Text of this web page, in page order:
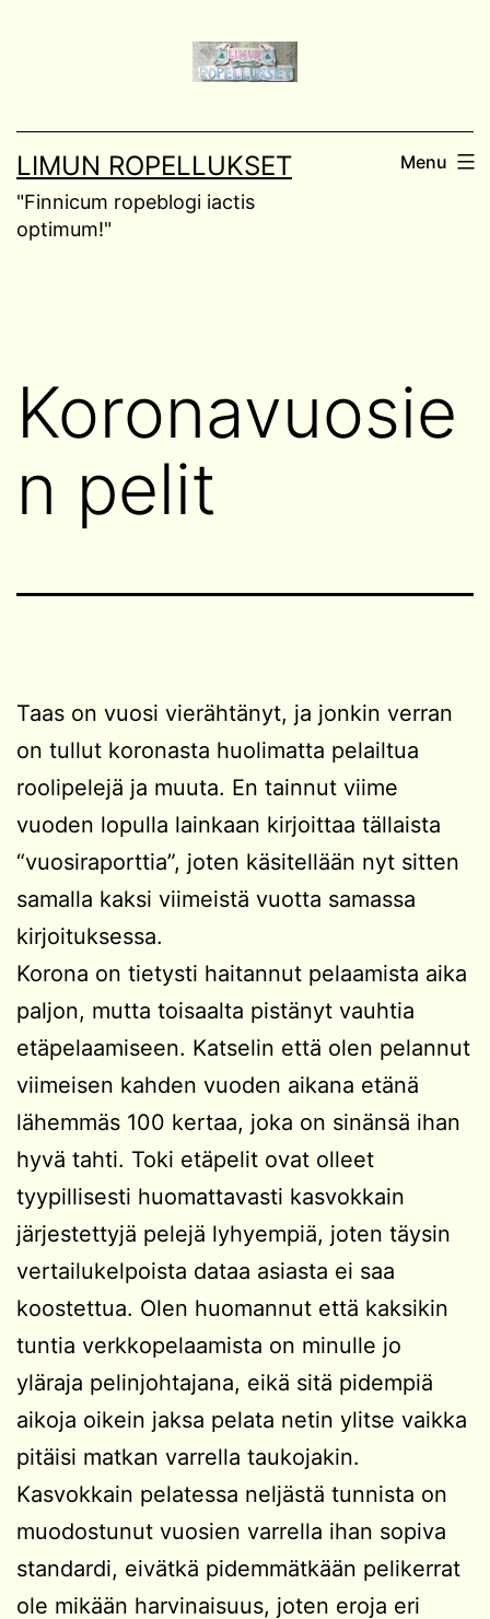
LIMUN ROPELLUKSET
"Finnicum ropeblogi iactis
optimum!"
Menu
Koronavuosie
n pelit
Taas on vuosi vierähtänyt, ja jonkin verran
on tullut koronasta huolimatta pelailtua
roolipelejä ja muuta. En tainnut viime
vuoden lopulla lainkaan kirjoittaa tällaista
“vuosiraporttia”, joten käsitellään nyt sitten
samalla kaksi viimeistä vuotta samassa
kirjoituksessa.
Korona on tietysti haitannut pelaamista aika
paljon, mutta toisaalta pistänyt vauhtia
etäpelaamiseen. Katselin että olen pelannut
viimeisen kahden vuoden aikana etänä
lähemmäs 100 kertaa, joka on sinänsä ihan
hyvä tahti. Toki etäpelit ovat olleet
tyypillisesti huomattavasti kasvokkain
järjestettyjä pelejä lyhyempiä, joten täysin
vertailukelpoista dataa asiasta ei saa
koostettua. Olen huomannut että kaksikin
tuntia verkkopelaamista on minulle jo
yläraja pelinjohtajana, eikä sitä pidempiä
aikoja oikein jaksa pelata netin ylitse vaikka
pitäisi matkan varrella taukojakin.
Kasvokkain pelatessa neljästä tunnista on
muodostunut vuosien varrella ihan sopiva
standardi, eivätkä pidemmätkään pelikerrat
ole mikään harvinaisuus, joten eroja eri